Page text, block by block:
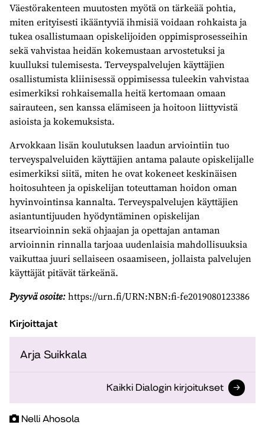
Väestörakenteen muutosten myötä on tärkeää pohtia,
miten erityisesti ikääntyviä ihmisiä voidaan rohkaista ja
tukea osallistumaan opiskelijoiden oppimisprosesseihin
sekä vahvistaa heidän kokemustaan arvostetuksi ja
kuulluksi tulemisesta. Terveyspalvelujen käyttäjien
osallistumista kliinisessä oppimisessa tuleekin vahvistaa
esimerkiksi rohkaisemalla heitä kertomaan omaan
sairauteen, sen kanssa elämiseen ja hoitoon liittyvistä
asioista ja kokemuksista.
Arvokkaan lisän koulutuksen laadun arviointiin tuo
terveyspalveluiden käyttäjien antama palaute opiskelijalle
esimerkiksi siitä, miten he ovat kokeneet keskinäisen
hoitosuhteen ja opiskelijan toteuttaman hoidon oman
hyvinvointinsa kannalta. Terveyspalvelujen käyttäjien
asiantuntijuuden hyödyntäminen opiskelijan
itsearvioinnin sekä ohjaajan ja opettajan antaman
arvioinnin rinnalla tarjoaa uudenlaisia mahdollisuuksia
vaikuttaa juuri sellaiseen osaamiseen, jollaista palvelujen
käyttäjät pitävät tärkeänä.
Pysyvä osoite:https://urn.fi/URN:NBN:fi-fe2019080123386
Kirjoittajat
Arja Suikkala
Kaikki Dialogin kirjoitukset
Nelli Ahosola